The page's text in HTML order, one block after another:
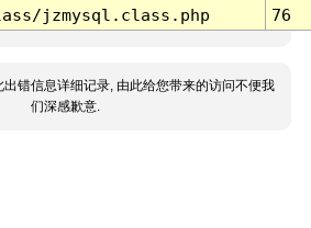
jzmysql.class.php 76
出错信息详细记录, 由此给您带来的访问不便我
们深感歉意.